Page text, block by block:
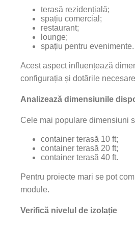
terasă rezidențială;
spațiu comercial;
restaurant;
lounge;
spațiu pentru evenimente.
Acest aspect influențează
configurația și dotările
Analizează dimensiunile
Cele mai populare dimensiuni
container terasă 10 ft;
container terasă 20 ft;
container terasă 40 ft.
Pentru proiecte mari se pot
module.
Verifică nivelul de izolație